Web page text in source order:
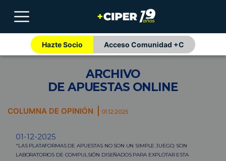
Hazte Socio Acceso Comunidad +C
ARCHIVO
DE APUESTAS ONLINE
COLUMNA DE OPINIÓN 01.12.2025
01-12-2025
"LAS PLATAFORMAS DE APUESTAS NO SON UN SIMPLE JUEGO; SON
LABORATORIOS DE COMPULSIÓN DISEÑADOS PARA EXPLOTAR ESTA